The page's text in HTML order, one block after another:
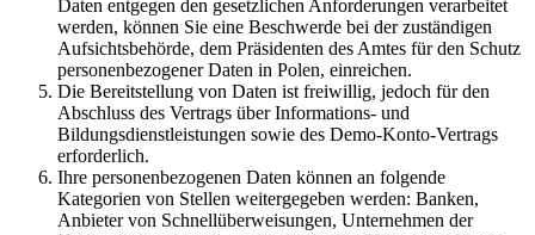
Daten entgegen den gesetzlichen Anforderungen verarbeitet
werden, können Sie eine Beschwerde bei der zuständigen
Aufsichtsbehörde, dem Präsidenten des Amtes für den Schutz
personenbezogener Daten in Polen, einreichen.
Die Bereitstellung von Daten ist freiwillig, jedoch für den
Abschluss des Vertrags über Informations- und
Bildungsdienstleistungen sowie des Demo-Konto-Vertrags
erforderlich.
Ihre personenbezogenen Daten können an folgende
Kategorien von Stellen weitergegeben werden: Banken,
Anbieter von Schnellüberweisungen, Unternehmen der